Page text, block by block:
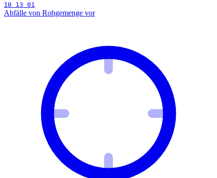
10 13 01
Abfälle von Rohgemenge vor